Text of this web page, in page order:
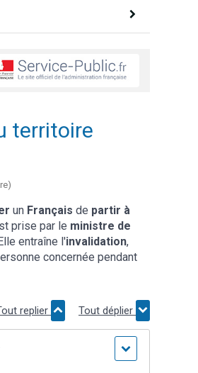
territoire
un Français de partir à
prise par le ministre de
entraîne l'invalidation,
concernée pendant
replier Tout déplier